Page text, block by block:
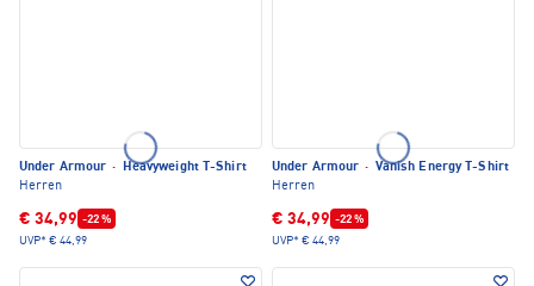
Under Armour ·
Heavyweight T-Shirt
Herren
€ 34,99 -22 %
UVP* € 44,99
Under Armour · Vanish Energy T-Shirt
Herren
€ 34,99 -22 %
UVP* € 44,99